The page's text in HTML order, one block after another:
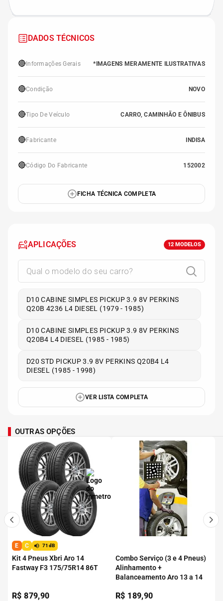
DADOS TÉCNICOS
🔴 Informações Gerais *IMAGENS MERAMENTE ILUSTRATIVAS
🔴Condição NOVO
🔴Tipo De Veículo CARRO, CAMINHÃO E ÔNIBUS
🔴 Fabricante INDISA
🔴Código Do Fabricante 152002
FICHA TÉCNICA COMPLETA
APLICAÇÕES 12 MODELOS
D10 CABINE SIMPLES PICKUP 3.9 8V PERKINS
Q20B 4236 L4 DIESEL (1979 - 1985)
D10 CABINE SIMPLES PICKUP 3.9 8V PERKINS
Q20B4 L4 DIESEL (1985 - 1985)
D20 STD PICKUP 3.9 8V PERKINS Q20B4 L4
DIESEL (1985 - 1998)
VER LISTA COMPLETA
OUTRAS OPÇÕES
E C 71dB
Kit 4 Pneus Xbri Aro 14
Fastway F3 175/75R14 86T
R$879,90
Combo Serviço (3 e 4 Pneus)
Alinhamento +
Balanceamento Aro 13 a 14
R$ 189,90